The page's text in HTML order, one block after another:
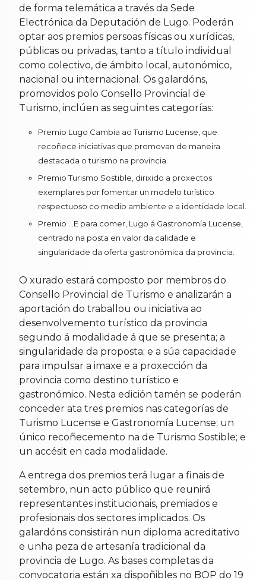
de forma telemática a través da Sede
Electrónica da Deputación de Lugo. Poderán
optar aos premios persoas físicas ou xurídicas,
públicas ou privadas, tanto a título individual
como colectivo, de ámbito local, autonómico,
nacional ou internacional. Os galardóns,
promovidos polo Consello Provincial de
Turismo, inclúen as seguintes categorías:
Premio Lugo Cambia ao Turismo Lucense, que
recoñece iniciativas que promovan de maneira
destacada o turismo na provincia.
Premio Turismo Sostible, dirixido a proxectos
exemplares por fomentar un modelo turístico
respectuoso co medio ambiente e a identidade local.
Premio ...E para comer, Lugo á Gastronomía Lucense,
centrado na posta en valor da calidade e
singularidade da oferta gastronómica da provincia.
O xurado estará composto por membros do
Consello Provincial de Turismo e analizarán a
aportación do traballou ou iniciativa ao
desenvolvemento turístico da provincia
segundo á modalidade á que se presenta; a
singularidade da proposta; e a súa capacidade
para impulsar a imaxe e a proxección da
provincia como destino turístico e
gastronómico. Nesta edición tamén se poderán
conceder ata tres premios nas categorías de
Turismo Lucense e Gastronomía Lucense; un
único recoñecemento na de Turismo Sostible; e
un accésit en cada modalidade.
A entrega dos premios terá lugar a finais de
setembro, nun acto público que reunirá
representantes institucionais, premiados e
profesionais dos sectores implicados. Os
galardóns consistirán nun diploma acreditativo
e unha peza de artesanía tradicional da
provincia de Lugo. As bases completas da
convocatoria están xa dispoñibles no BOP do 19